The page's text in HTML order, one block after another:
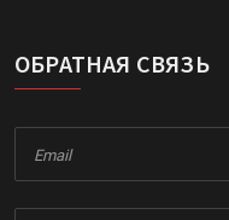
ОБРАТНАЯ СВЯЗЬ